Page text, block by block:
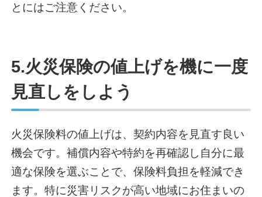
とにはご注意ください。
5.火災保険の値上げを機に一度
見直しをしよう
火災保険料の値上げは、契約内容を見直す良い
機会です。補償内容や特約を再確認し自分に最
適な保険を選ぶことで、保険料負担を軽減でき
ます。特に災害リスクが高い地域にお住まいの